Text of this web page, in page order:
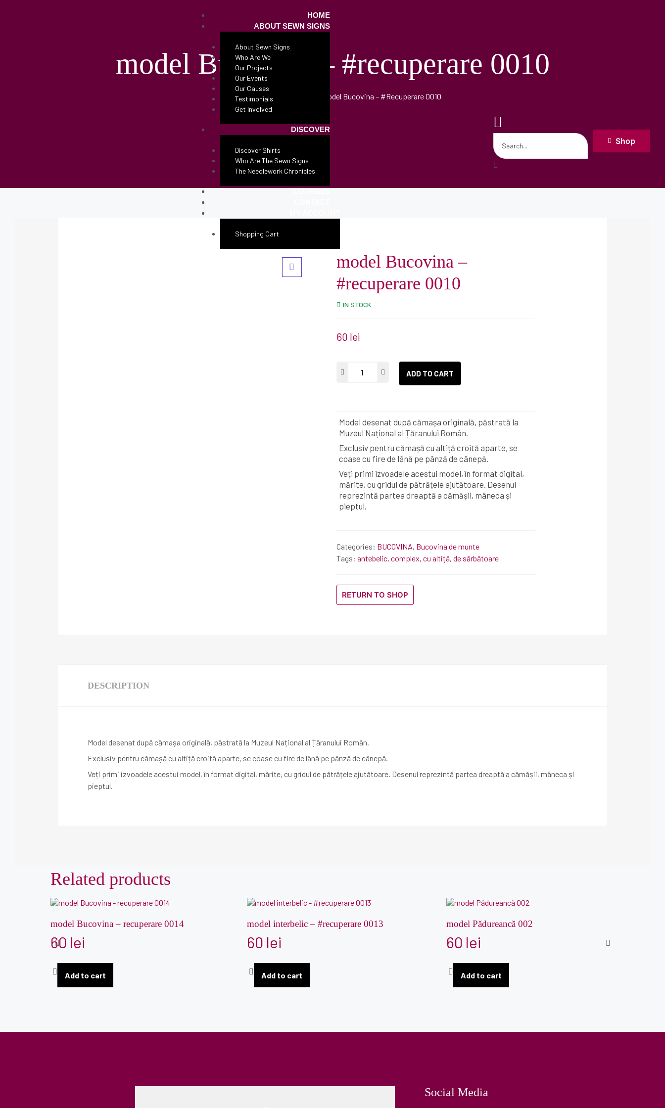
HOME
ABOUT SEWN SIGNS
About Sewn Signs
Who Are We
Our Projects
Our Events
Our Causes
Testimonials
Get Involved
DISCOVER
Discover Shirts
Who Are The Sewn Signs
The Needlework Chronicles
Shopping Cart
Shop
model Bucovina – #recuperare 0010
Semne Cusute Model Bucovina – #recuperare 0010
model Bucovina –
#recuperare 0010
IN STOCK
60 lei
ADD TO CART
Model desenat după cămașa originală, păstrată la
Muzeul Național al Țăranului Român.
Exclusiv pentru cămașă cu altiță croită aparte, se
coase cu fire de lână pe pânză de cânepă.
Veți primi izvoadele acestui model, în format digital,
mărite, cu gridul de pătrățele ajutătoare. Desenul
reprezintă partea dreaptă a cămășii, mâneca și
pieptul.
Categories: BUCOVINA, Bucovina de munte
Tags: antebelic, complex, cu altiță, de sărbătoare
RETURN TO SHOP
DESCRIPTION
Model desenat după cămașa originală, păstrată la Muzeul Național al Țăranului Român.
Exclusiv pentru cămașă cu altiță croită aparte, se coase cu fire de lână pe pânză de cânepă.
Veți primi izvoadele acestui model, în format digital, mărite, cu gridul de pătrățele ajutătoare. Desenul reprezintă partea dreaptă a cămășii, mâneca și
pieptul.
Related products
model Bucovina – recuperare 0014
60 lei
Add to cart
model interbelic – #recuperare 0013
60 lei
Add to cart
model Pădureancă 002
60 lei
Add to cart
Social Media